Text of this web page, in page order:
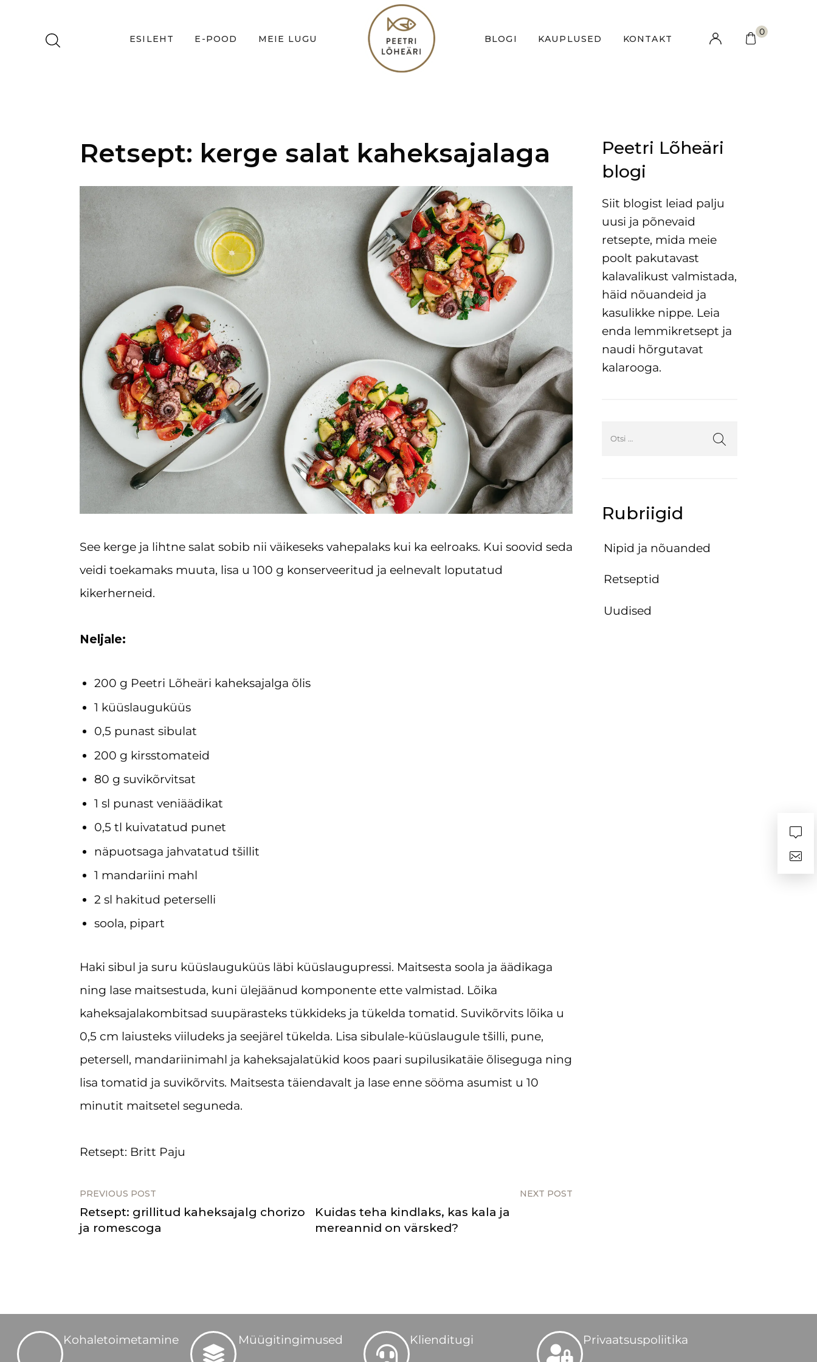
ESILEHT E-POOD MEIE LUGU BLOGI KAUPLUSED KONTAKT
0
Retsept: kerge salat kaheksajalaga
See kerge ja lihtne salat sobib nii väikeseks vahepalaks kui ka eelroaks. Kui soovid seda
veidi toekamaks muuta, lisa u 100 g konserveeritud ja eelnevalt loputatud
kikerherneid.
Neljale:
200 g Peetri Lõheäri kaheksajalga õlis
1 küüslauguküüs
0,5 punast sibulat
200 g kirsstomateid
80 g suvikõrvitsat
1 sl punast veniäädikat
0,5 tl kuivatatud punet
näpuotsaga jahvatatud tšillit
1 mandariini mahl
2 sl hakitud peterselli
soola, pipart
Haki sibul ja suru küüslauguküüs läbi küüslaugupressi. Maitsesta soola ja äädikaga
ning lase maitsestuda, kuni ülejäänud komponente ette valmistad. Lõika
kaheksajalakombitsad suupärasteks tükkideks ja tükelda tomatid. Suvikõrvits lõika u
0,5 cm laiusteks viiludeks ja seejärel tükelda. Lisa sibulale-küüslaugule tšilli, pune,
petersell, mandariinimahl ja kaheksajalatükid koos paari supilusikatäie õliseguga ning
lisa tomatid ja suvikõrvits. Maitsesta täiendavalt ja lase enne sööma asumist u 10
minutit maitsetel seguneda.
Retsept: Britt Paju
PREVIOUS POST NEXT POST
Retsept: grillitud kaheksajalg chorizo
ja romescoga
Kuidas teha kindlaks, kas kala ja
mereannid on värsked?
Peetri Lõheäri
blogi
Siit blogist leiad palju
uusi ja põnevaid
retsepte, mida meie
poolt pakutavast
kalavalikust valmistada,
häid nõuandeid ja
kasulikke nippe. Leia
enda lemmikretsept ja
naudi hõrgutavat
kalarooga.
Rubriigid
Nipid ja nõuanded
Retseptid
Uudised
Kohaletoimetamine Müügitingimused Klienditugi Privaatsuspoliitika